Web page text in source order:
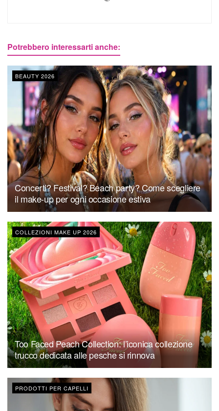
Potrebbero interessarti anche:
BEAUTY 2026
Concerti? Festival? Beach party? Come scegliere
il make-up per ogni occasione estiva
COLLEZIONI MAKE UP 2026
Too Faced Peach Collection: l’iconica collezione
trucco dedicata alle pesche si rinnova
PRODOTTI PER CAPELLI